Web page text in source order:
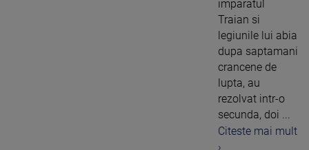
imparatul
Traian si
legiunile lui abia
dupa saptamani
crancene de
lupta, au
rezolvat intr-o
secunda, doi ...
Citeste mai mult
›